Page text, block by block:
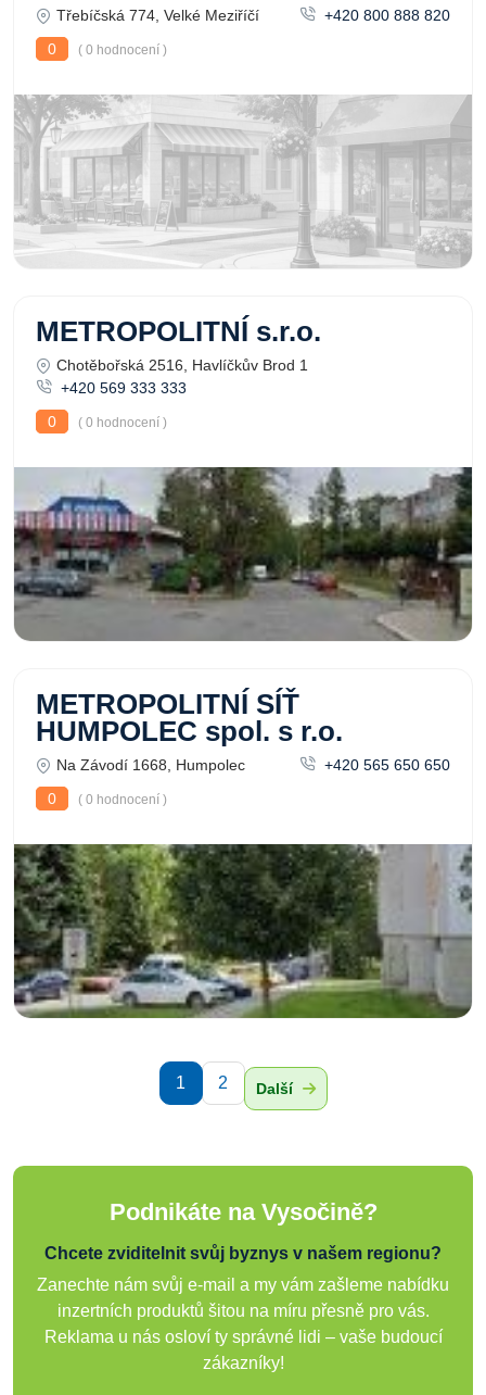
Třebíčská 774, Velké Meziříčí
+420 800 888 820
0
( 0 hodnocení )
METROPOLITNÍ s.r.o.
Chotěbořská 2516, Havlíčkův Brod 1
+420 569 333 333
0
( 0 hodnocení )
METROPOLITNÍ SÍŤ
HUMPOLEC spol. s r.o.
Na Závodí 1668, Humpolec
+420 565 650 650
0
( 0 hodnocení )
1 2 Další
Podnikáte na Vysočině?
Chcete zviditelnit svůj byznys v našem regionu?
Zanechte nám svůj e-mail a my vám zašleme nabídku
inzertních produktů šitou na míru přesně pro vás.
Reklama u nás osloví ty správné lidi – vaše budoucí
zákazníky!